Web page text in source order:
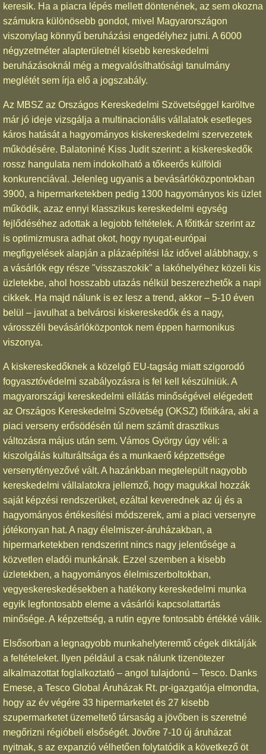
keresik. Ha a piacra lépés mellett döntenének, az sem okozna
számukra különösebb gondot, mivel Magyarországon
viszonylag könnyű beruházási engedélyhez jutni. A 6000
négyzetméter alapterületnél kisebb kereskedelmi
beruházásoknál még a megvalósíthatósági tanulmány
meglétét sem írja elő a jogszabály.
Az MBSZ az Országos Kereskedelmi Szövetséggel karöltve
már jó ideje vizsgálja a multinacionális vállalatok esetleges
káros hatását a hagyományos kiskereskedelmi szervezetek
működésére. Balatoniné Kiss Judit szerint: a kiskereskedők
rossz hangulata nem indokolható a tőkeerős külföldi
konkurenciával. Jelenleg ugyanis a bevásárlóközpontokban
3900, a hipermarketekben pedig 1300 hagyományos kis üzlet
működik, azaz ennyi klasszikus kereskedelmi egység
fejlődéséhez adottak a legjobb feltételek. A főtitkár szerint az
is optimizmusra adhat okot, hogy nyugat-európai
megfigyelések alapján a plázaépítési láz idővel alábbhagy, s
a vásárlók egy része "visszaszokik" a lakóhelyéhez közeli kis
üzletekbe, ahol hosszabb utazás nélkül beszerezhetők a napi
cikkek. Ha majd nálunk is ez lesz a trend, akkor – 5-10 éven
belül – javulhat a belvárosi kiskereskedők és a nagy,
városszéli bevásárlóközpontok nem éppen harmonikus
viszonya.
A kiskereskedőknek a közelgő EU-tagság miatt szigorodó
fogyasztóvédelmi szabályozásra is fel kell készülniük. A
magyarországi kereskedelmi ellátás minőségével elégedett
az Országos Kereskedelmi Szövetség (OKSZ) főtitkára, aki a
piaci verseny erősödésén túl nem számít drasztikus
változásra május után sem. Vámos György úgy véli: a
kiszolgálás kulturáltsága és a munkaerő képzettsége
versenytényezővé vált. A hazánkban megtelepült nagyobb
kereskedelmi vállalatokra jellemző, hogy magukkal hozzák
saját képzési rendszerüket, ezáltal keverednek az új és a
hagyományos értékesítési módszerek, ami a piaci versenyre
jótékonyan hat. A nagy élelmiszer-áruházakban, a
hipermarketekben rendszerint nincs nagy jelentősége a
közvetlen eladói munkának. Ezzel szemben a kisebb
üzletekben, a hagyományos élelmiszerboltokban,
vegyeskereskedésekben a hatékony kereskedelmi munka
egyik legfontosabb eleme a vásárlói kapcsolattartás
minősége. A képzettség, a rutin egyre fontosabb értékké válik.
Elsősorban a legnagyobb munkahelyteremtő cégek diktálják
a feltételeket. Ilyen például a csak nálunk tizenötezer
alkalmazottat foglalkoztató – angol tulajdonú – Tesco. Danks
Emese, a Tesco Global Áruházak Rt. pr-igazgatója elmondta,
hogy az év végére 33 hipermarketet és 27 kisebb
szupermarketet üzemeltető társaság a jövőben is szeretné
megőrizni régióbeli elsőségét. Jövőre 7-10 új áruházat
nyitnak, s az expanzió vélhetően folytatódik a következő öt